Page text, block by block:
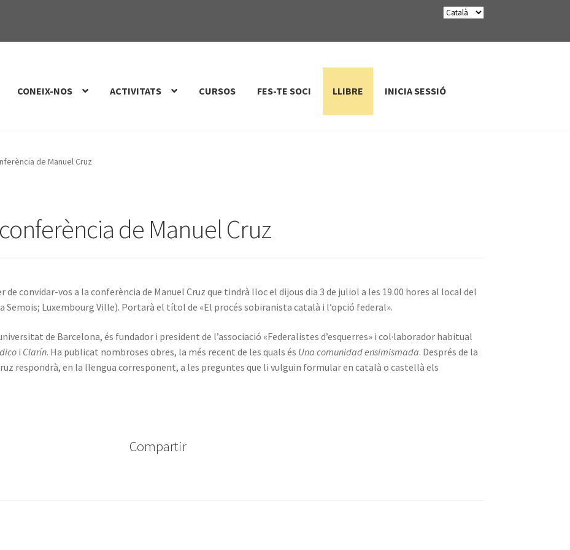
CONEIX-NOS ACTIVITATS CURSOS FES-TE SOCI LLIBRE INICIA SESSIÓ
de Manuel Cruz
de Manuel Cruz
convidar-vos a la conferència de Manuel Cruz que tindrà lloc el dijous dia 3 de juliol a les 19.00 hores al local del
Semois; Luxembourg Ville). Portarà el títol de «El procés sobiranista català i l’opció federal».
de Barcelona, és fundador i president de l’associació «Federalistes d’esquerres» i col·laborador habitual
i Clarín. Ha publicat nombroses obres, la més recent de les quals és Una comunidad ensimismada. Després de la
respondrà, en la llengua corresponent, a les preguntes que li vulguin formular en català o castellà els
Compartir